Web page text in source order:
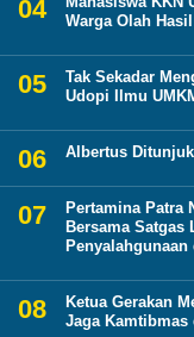
Warga Olah
Tak Sekadar
Udopi Ilmu
Albertus
Pertamina Patra
Bersama Satgas
Ketua Gerakan
Jaga Kamtibmas